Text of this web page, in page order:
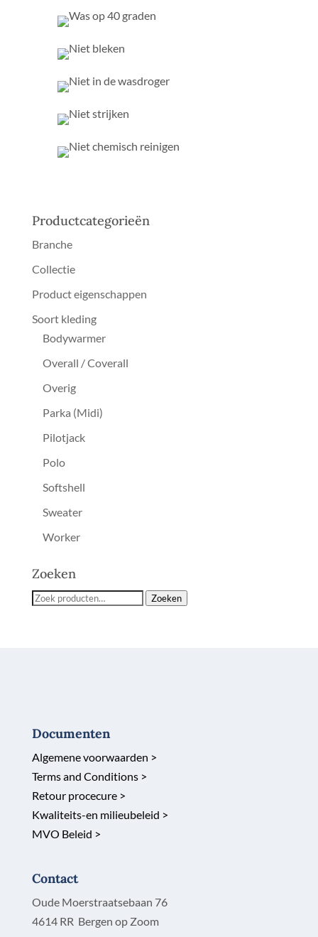
Productcategorieën
Branche
Collectie
Product eigenschappen
Soort kleding
Bodywarmer
Overall / Coverall
Overig
Parka (Midi)
Pilotjack
Polo
Softshell
Sweater
Worker
Zoeken
Zoeken
Zoeken
Documenten
Algemene voorwaarden >
Terms and Conditions >
Retour procecure >
Kwaliteits-en milieubeleid >
MVO Beleid >
Contact
Oude Moerstraatsebaan 76
4614 RR Bergen op Zoom